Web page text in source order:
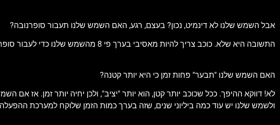
אבל השמש שלנו לא דינמיט, נכון? בעצם, רגע, האם השמש שלנו תעבור סופרנובה?
התשובה היא שלא. כוכב צריך להיות מאסיבי בערך פי 8 מהשמש שלנו כדי לעבור סופרנובה. שזה טוב, כי פיצוצים זה נחמד רק בסרטים.
האם השמש שלנו "תבער" פחות זמן כי היא יותר קטנה?
לא! דווקא ההיפך. ככל שכוכב יותר קטן, הוא יותר "יציב", ולכן יחיה יותר זמן. אז אם
ולשמש שלנו יש עוד כמה ביליוני שנים, שזה בערך כמות הזמן שלוקח למערכת ההפעלה Windows 98 לסיים לפתוח חלון אחד.